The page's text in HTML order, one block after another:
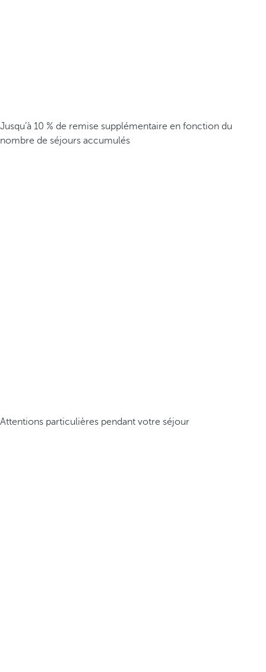
Jusqu’à 10 % de remise supplémentaire en fonction du
nombre de séjours accumulés
Attentions particulières pendant votre séjour